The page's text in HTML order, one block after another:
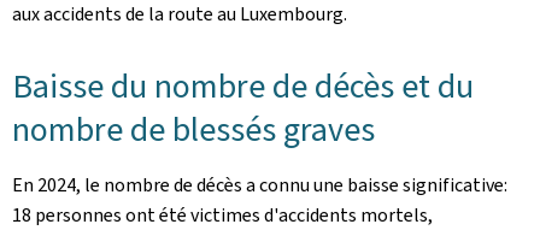
aux accidents de la route au Luxembourg.
Baisse du nombre de décès et du
nombre de blessés graves
En 2024, le nombre de décès a connu une baisse significative:
18 personnes ont été victimes d'accidents mortels,